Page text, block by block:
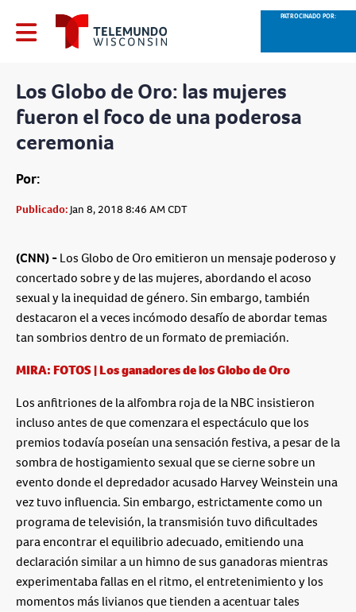
PATROCINADO POR:
Los Globo de Oro: las mujeres
fueron el foco de una poderosa
ceremonia
Por:
Publicado:Jan 8, 2018 8:46 AM CDT
(CNN) -Los Globo de Oro emitieron un mensaje poderoso y
concertado sobre y de las mujeres, abordando el acoso
sexual y la inequidad de género. Sin embargo, también
destacaron el a veces incómodo desafío de abordar temas
tan sombrios dentro de un formato de premiación.
MIRA: FOTOS | Los ganadores de los Globo de Oro
Los anfitriones de la alfombra roja de la NBC insistieron
incluso antes de que comenzara el espectáculo que los
premios todavía poseían una sensación festiva, a pesar de la
sombra de hostigamiento sexual que se cierne sobre un
evento donde el depredador acusado Harvey Weinstein una
vez tuvo influencia. Sin embargo, estrictamente como un
programa de televisión, la transmisión tuvo dificultades
para encontrar el equilibrio adecuado, emitiendo una
declaración similar a un himno de sus ganadoras mientras
experimentaba fallas en el ritmo, el entretenimiento y los
momentos más livianos que tienden a acentuar tales